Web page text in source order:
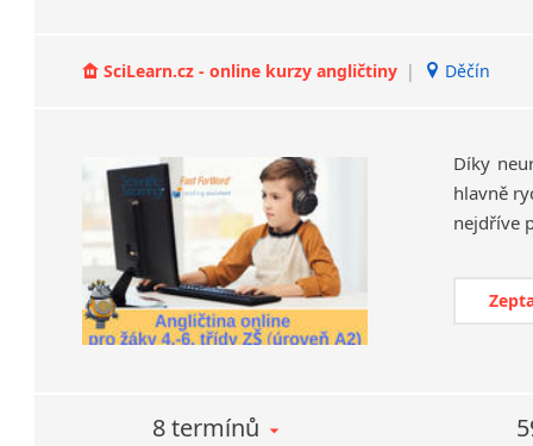
SciLearn.cz - online kurzy angličtiny | Děčín
Díky
hlavně
8 termínů